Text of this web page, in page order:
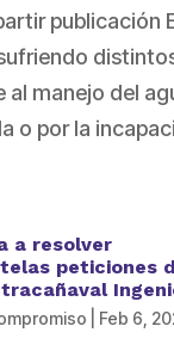
publicación
al manejo del
o por la
a resolver
peticiones
Feb 6,